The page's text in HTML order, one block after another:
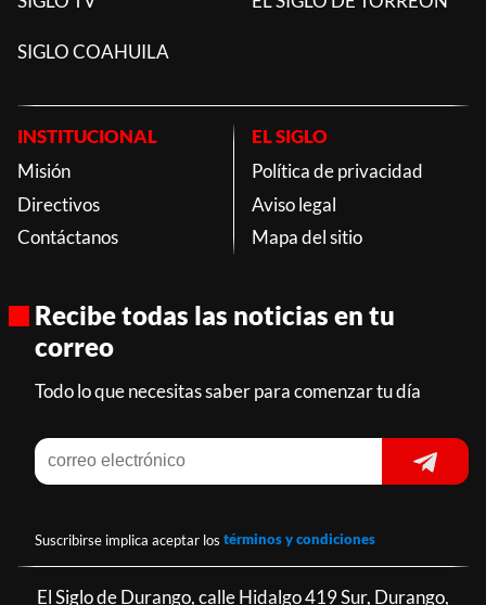
SIGLO COAHUILA
INSTITUCIONAL
Misión
Directivos
Contáctanos
EL SIGLO
Política de privacidad
Aviso legal
Mapa del sitio
Recibe todas las noticias en tu
correo
Todo lo que necesitas saber para comenzar tu día
Suscribirse implica aceptar los términos y condiciones
El Siglo de Durango, calle Hidalgo 419 Sur, Durango,